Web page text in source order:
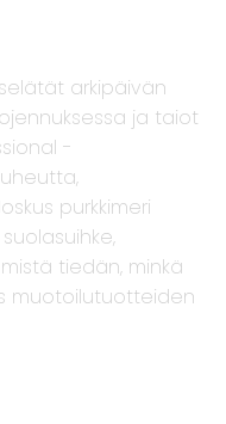
arkipäivän
ja taiot
-
purkkimeri
tiedän, minkä
muotoilutuotteiden